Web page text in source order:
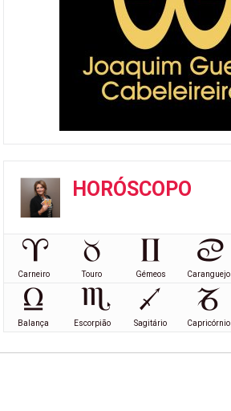
HORÓSCOPO
Carneiro Touro Gémeos Caranguejo
Balança Escorpião Sagitário Capricórnio